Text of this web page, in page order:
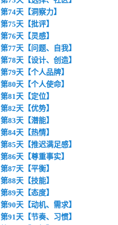
第74天【洞察力】
第75天【批评】
第76天【灵感】
第77天【问题、自我】
第78天【设计、创造】
第79天【个人品牌】
第80天【个人使命】
第81天【定位】
第82天【优势】
第83天【潜能】
第84天【热情】
第85天【推迟满足感】
第86天【尊重事实】
第87天【平衡】
第88天【技能】
第89天【态度】
第90天【动机、需求】
第91天【节奏、习惯】